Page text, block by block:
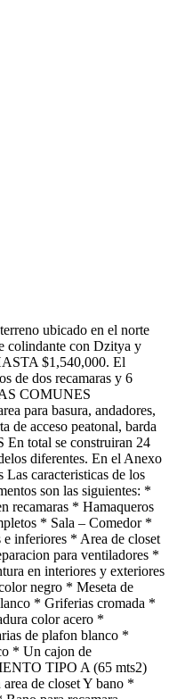
ubicado en el norte
colindante con Dzitya y
$1,540,000. El
de dos recamaras y 6
COMUNES
para basura, andadores,
de acceso peatonal, barda
total se construiran 24
diferentes. En el Anexo
Las caracteristicas de los
son las siguientes: *
recamaras * Hamaqueros
* Sala – Comedor *
e inferiores * Area de closet
para ventiladores *
en interiores y exteriores
negro * Meseta de
* Griferias cromada *
color acero *
de plafon blanco *
* Un cajon de
TIPO A (65 mts2)
de closet Y bano *